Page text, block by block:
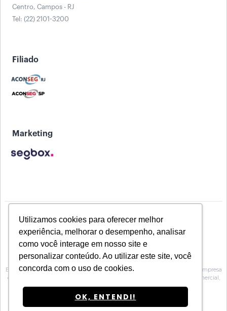
Utilizamos cookies para oferecer melhor
experiência, melhorar o desempenho, analisar
como você interage em nosso site e
personalizar conteúdo. Ao utilizar este site, você
concorda com o uso de cookies.
OK, ENTENDI!
Centro, Campos - RJ
Tel: (22) 2101-3200
Filiado
Marketing
Baeta Assessoria de Seguros inscrita na Susep sob o Nº 10.0100188, é uma empresa
especializada na prestação de serviços de Assessoria, no atendimento comercial,
técnico e operacional para Corretoras de seguros.